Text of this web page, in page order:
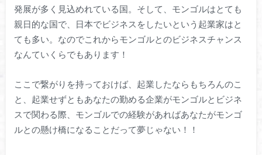
発展が多く見込めれている国。そして、モンゴルはとても
親日的な国で、日本でビジネスをしたいという起業家はと
ても多い。なのでこれからモンゴルとのビジネスチャンス
なんていくらでもあります！
ここで繋がりを持っておけば、起業したならもちろんのこ
と、起業せずともあなたの勤める企業がモンゴルとビジネ
スで関わる際、モンゴルでの経験があればあなたがモンゴ
ルとの懸け橋になることだって夢じゃない！！